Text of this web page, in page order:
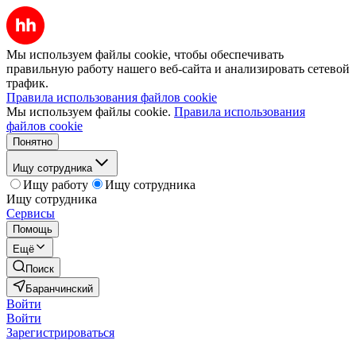
Мы используем файлы cookie, чтобы обеспечивать
правильную работу нашего веб-сайта и анализировать сетевой
трафик.
Правила использования файлов cookie
Мы используем файлы cookie. Правила использования
файлов cookie
Понятно
Ищу сотрудника
Ищу работу
Ищу сотрудника
Ищу сотрудника
Сервисы
Помощь
Ещё
Поиск
Баранчинский
Войти
Войти
Зарегистрироваться